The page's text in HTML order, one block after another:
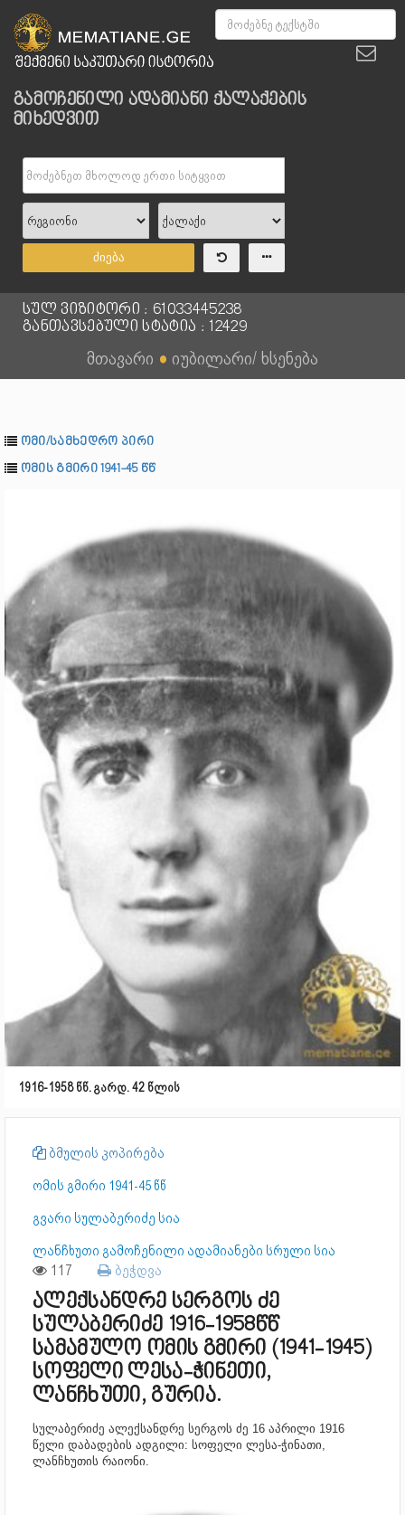
გამოჩენილი ადამიანი ქალაქების
მიხედვით
ძიება
სულ ვიზიტორი : 61033445238
განთავსებული სტატია : 12429
მთავარი ● იუბილარი/ ხსენება
ომი/სამხედრო პირი
ომის გმირი 1941-45 წწ
1916-1958 წწ. გარდ. 42 წლის
ბმულის კოპირება
ომის გმირი 1941-45 წწ
გვარი სულაბერიძე სია
ლანჩხუთი გამოჩენილი ადამიანები სრული სია
117 ბეჭდვა
ალექსანდრე სერგოს ძე
სულაბერიძე 1916-1958წწ
სამამულო ომის გმირი (1941-1945)
სოფელი ლესა-ჭინეთი,
ლანჩხუთი, გურია.
სულაბერიძე ალექსანდრე სერგოს ძე 16 აპრილი 1916
წელი დაბადების ადგილი: სოფელი ლესა-ჭინათი,
ლანჩხუთის რაიონი.